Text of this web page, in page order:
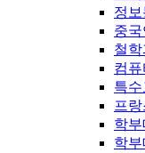
정
중
철
컴
특
프
학
학